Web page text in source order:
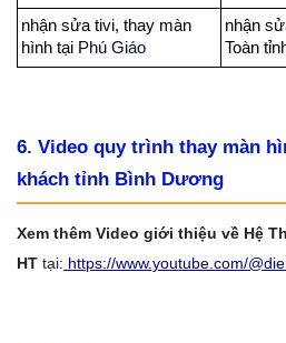
nhận sửa tivi, thay màn
hình tại Phú Giáo
nhận
Toàn
6. Video quy trình thay màn
khách tỉnh Bình Dương
Xem thêm Video giới thiệu về Hệ
HT tại: https://www.youtube.com/